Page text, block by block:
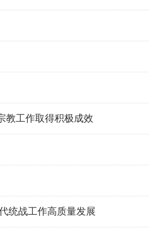
工作取得积极成效
统战工作高质量发展